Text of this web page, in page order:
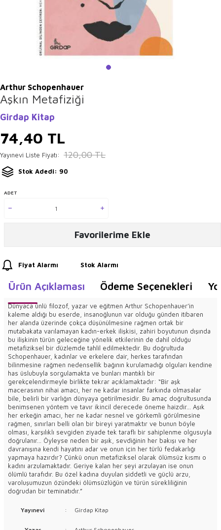
Arthur Schopenhauer
Aşkın Metafiziği
Girdap Kitap
74,40 TL
Yayınevi Liste Fiyatı: 120,00TL
Stok Adedi: 90
ADET
Favorilerime Ekle
Fiyat Alarmı Stok Alarmı
Ürün Açıklaması Ödeme Seçenekleri
Dünyaca ünlü filozof, yazar ve eğitmen Arthur Schopenhauer’in
kaleme aldığı bu eserde, insanoğlunun var olduğu günden itibaren
her alanda üzerinde çokça düşünülmesine rağmen ortak bir
mutabakata varılamayan kadın-erkek ilişkisi, zahiri boyutunun dışında
bu ilişkinin türün geleceğine yönelik etkilerinin de dahil olduğu
metafiziksel bir düzlemde tahlil edilmektedir. Bu doğrultuda
Schopenhauer, kadınlar ve erkelere dair, herkes tarafından
bilinmesine rağmen nedensellik bağının kurulamadığı olguları kendine
has üslubuyla sorgulamakta ve bunları mantıklı bir
gerekçelendirmeyle birlikte tekrar açıklamaktadır: “Bir aşk
macerasının nihai amacı, her ne kadar insanlar farkında olmasalar
bile, belirli bir varlığın dünyaya getirilmesidir. Bu amaç doğrultusunda
benimsenen yöntem ve tavır ikincil derecede öneme haizdir… Aşık
her erkeğin amacı, her ne kadar nesnel ve görkemli görülmesine
rağmen, sınırları belli olan bir bireyi yaratmaktır ve bunun böyle
olması, karşılıklı sevgiden ziyade tek taraflı bir sahiplenme olgusuyla
doğrulanır… Öyleyse neden bir aşık, sevdiğinin her bakışı ve her
davranışına kendi hayatını adar ve onun için her türlü fedakarlığı
yapmaya hazırdır? Çünkü onun metafiziksel olarak ölümsüz kısmı o
kadını arzulamaktadır. Geriye kalan her şeyi arzulayan ise onun
ölümlü tarafıdır. Bu özel kadına duyulan şiddetli ve güçlü arzu,
varoluşumuzun özündeki ölümsüzlüğün ve türün sürekliliğinin
doğrudan bir teminatıdır.”
Yayınevi : Girdap Kitap